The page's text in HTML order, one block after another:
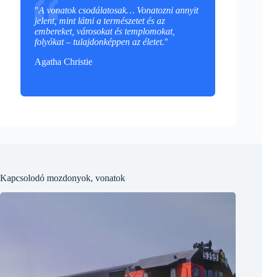
"A vonatok csodálatosak… Vonatozni annyit
jelent, mint látni a természetet és az
embereket, városokat és templomokat,
folyókat – tulajdonképpen az életet."
Agatha Christie
Kapcsolodó mozdonyok, vonatok